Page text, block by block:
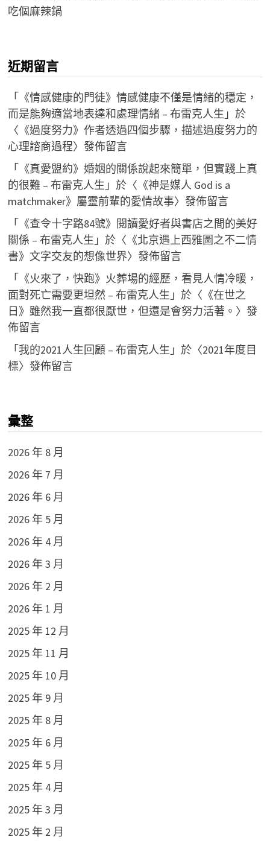
吃個麻辣鍋
近期留言
「《情感健康的門徒》情感健康不僅是情緒的穩定，
而是能夠適當地表達和處理情緒 – 布雷克人生 」於
〈 《過度努力》作者透過四個步驟，描述過度努力的
心理諮商過程〉發佈留言
「《真愛盟約》婚姻的關係說起來簡單，但實踐上真
的很難 – 布雷克人生 」於〈 《神是媒人 God is a
matchmaker》屬靈前輩的愛情故事〉發佈留言
「《查令十字路84號》閱讀愛好者與書店之間的美好
關係 – 布雷克人生 」於〈 《北京遇上西雅圖之不二情
書》文字交友的想像世界〉發佈留言
「《火來了，快跑》火葬場的經歷，看見人情冷暖，
面對死亡需要更坦然 – 布雷克人生 」於〈 《在世之
日》雖然我一直都很厭世，但還是會努力活著。 〉發
佈留言
「我的2021人生回顧 – 布雷克人生 」於〈2021年度目
標〉發佈留言
彙整
2026 年 8 月
2026 年 7 月
2026 年 6 月
2026 年 5 月
2026 年 4 月
2026 年 3 月
2026 年 2 月
2026 年 1 月
2025 年 12 月
2025 年 11 月
2025 年 10 月
2025 年 9 月
2025 年 8 月
2025 年 6 月
2025 年 5 月
2025 年 4 月
2025 年 3 月
2025 年 2 月